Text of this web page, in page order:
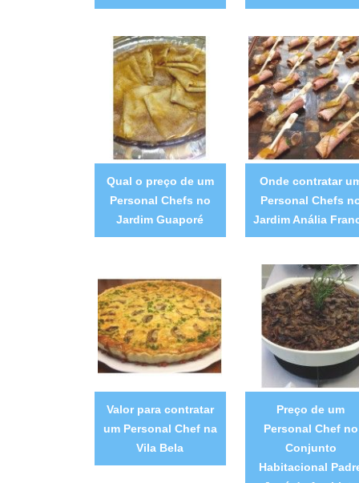
Qual o preço de um
Personal Chefs no
Jardim Guaporé
Onde contratar
Personal Chefs
Jardim Anália
Valor para contratar
um Personal Chef na
Vila Bela
Preço de um
Personal Chef no
Conjunto
Habitacional